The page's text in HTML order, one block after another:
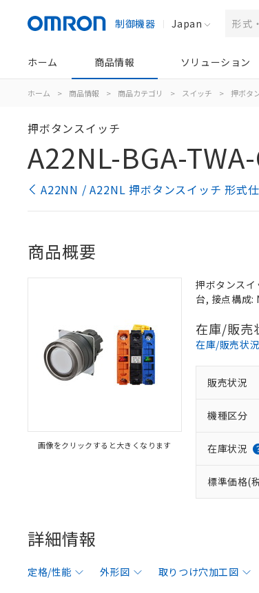
制御機器 Japan
ホーム 商品情報 ソリューション
ホーム > 商品情報 > 商品カテゴリ > スイッチ > 押ボタ
押ボタンスイッチ
A22NL-BGA-
A22NN / A22NL 押ボタンスイッチ 形式
商品概要
画像をクリックすると大きくなります
押ボタンス
台, 接点構成:
在庫/販売
在庫/販売状
販売状況
機種区分
在庫状況
標準価格(
詳細情報
定格/性能 外形図 取りつけ穴加工図